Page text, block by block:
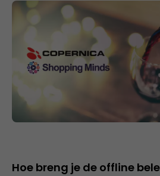
Hoe breng je de offline